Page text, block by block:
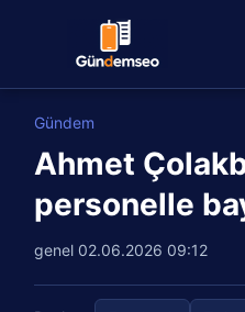
Gündem
Ahmet
personelle
genel 02.06.2026 09:12